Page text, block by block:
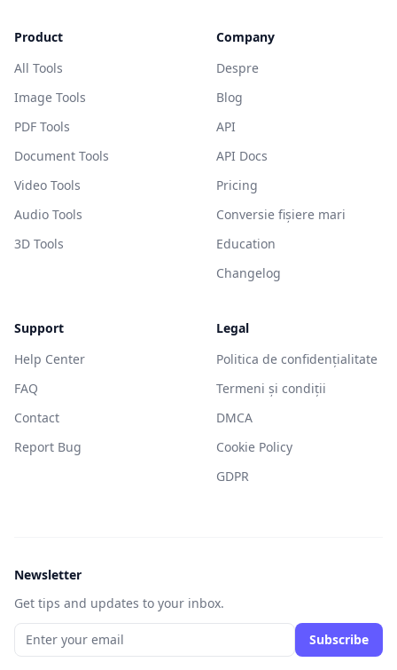
Product
All Tools
Image Tools
PDF Tools
Document Tools
Video Tools
Audio Tools
3D Tools
Company
Despre
Blog
API
API Docs
Pricing
Conversie fișiere mari
Education
Changelog
Support
Help Center
FAQ
Contact
Report Bug
Legal
Politica de confidențialitate
Termeni și condiții
DMCA
Cookie Policy
GDPR
Newsletter
Get tips and updates to your inbox.
Subscribe